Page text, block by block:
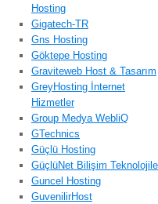
Hosting
Gigatech-TR
Gns Hosting
Göktepe Hosting
Graviteweb Host & Tasarım
GreyHosting İnternet
Hizmetler
Group Medya WebliQ
GTechnics
Güçlü Hosting
GüçlüNet Bilişim
Guncel Hosting
GuvenilirHost